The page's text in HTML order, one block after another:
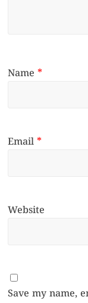
Name*
Email*
Website
Save my name,